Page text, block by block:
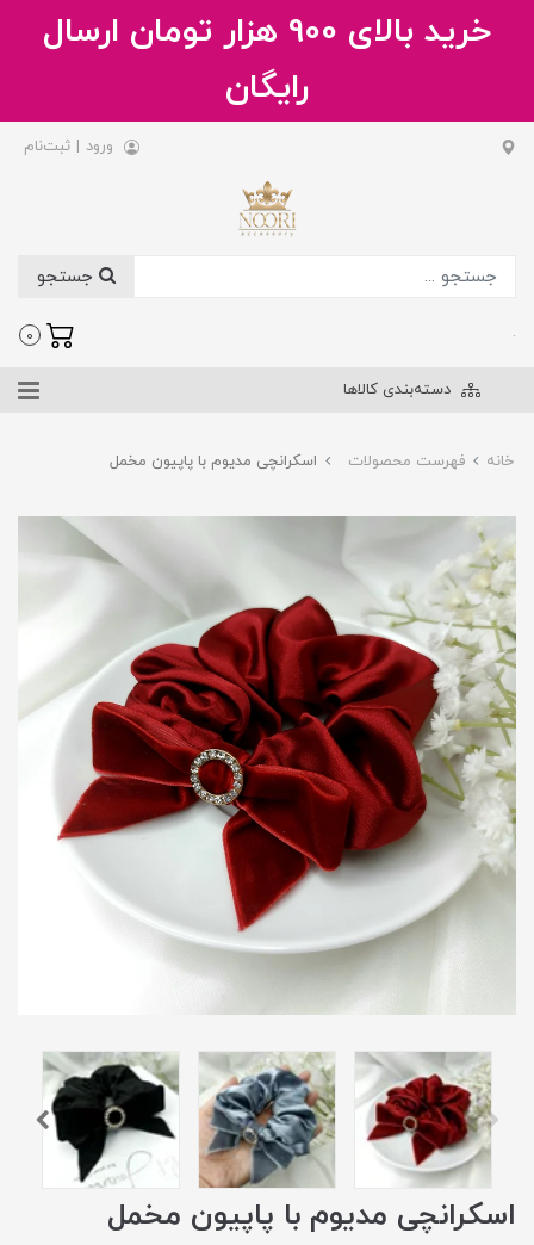
خرید بالای 900 هزار تومان ارسال
رایگان
ورود | ثبت‌نام
.
0
دسته‌بندی کالاها
خانه فهرست محصولات اسکرانچی مدیوم با پاپیون مخمل
اسکرانچی مدیوم با پاپیون مخمل